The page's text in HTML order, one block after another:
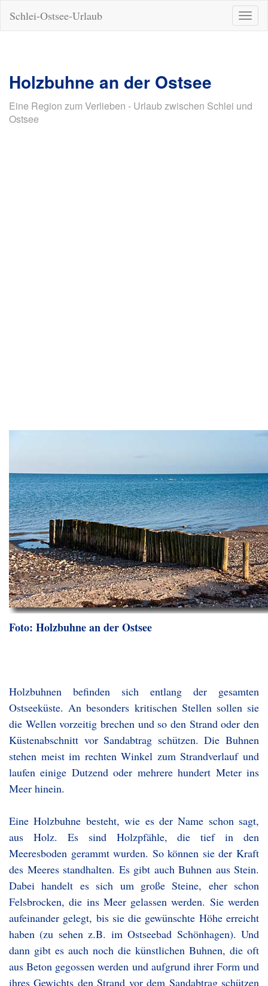
ein-/
Schlei-Ostsee-Urlaub
Holzbuhne an der Ostsee
Eine Region zum Verlieben - Urlaub zwischen Schlei und
Ostsee
Foto: Holzbuhne an der Ostsee
Holzbuhnen befinden sich entlang der gesamten
Ostseeküste. An besonders kritischen Stellen sollen sie
die Wellen vorzeitig brechen und so den Strand oder den
Küstenabschnitt vor Sandabtrag schützen. Die Buhnen
stehen meist im rechten Winkel zum Strandverlauf und
laufen einige Dutzend oder mehrere hundert Meter ins
Meer hinein.
Eine Holzbuhne besteht, wie es der Name schon sagt,
aus Holz. Es sind Holzpfähle, die tief in den
Meeresboden gerammt wurden. So können sie der Kraft
des Meeres standhalten. Es gibt auch Buhnen aus Stein.
Dabei handelt es sich um große Steine, eher schon
Felsbrocken, die ins Meer gelassen werden. Sie werden
aufeinander gelegt, bis sie die gewünschte Höhe erreicht
haben (zu sehen z.B. im Ostseebad Schönhagen). Und
dann gibt es auch noch die künstlichen Buhnen, die oft
aus Beton gegossen werden und aufgrund ihrer Form und
ihres Gewichts den Strand vor dem Sandabtrag schützen